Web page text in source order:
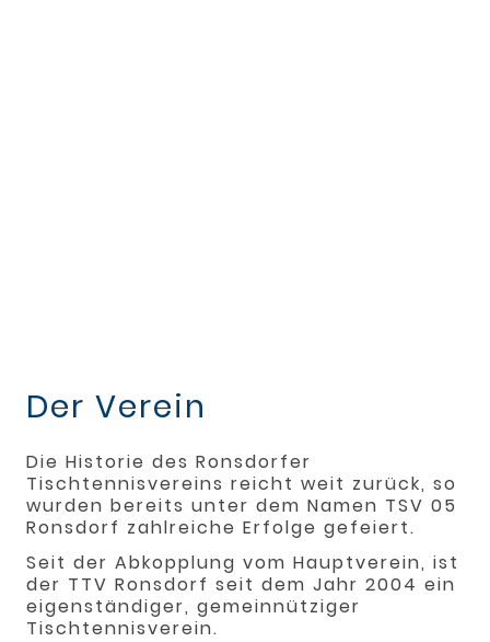
Der Verein
Die Historie des Ronsdorfer
Tischtennisvereins reicht weit zurück, so
wurden bereits unter dem Namen TSV 05
Ronsdorf zahlreiche Erfolge gefeiert.
Seit der Abkopplung vom Hauptverein, ist
der TTV Ronsdorf seit dem Jahr 2004 ein
eigenständiger, gemeinnütziger
Tischtennisverein.